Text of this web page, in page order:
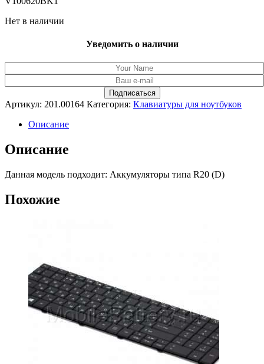
Нет в наличии
Уведомить о наличии
Артикул: 201.00164 Категория: Клавиатуры для ноутбуков
Описание
Описание
Данная модель подходит: Аккумуляторы типа R20 (D)
Похожие